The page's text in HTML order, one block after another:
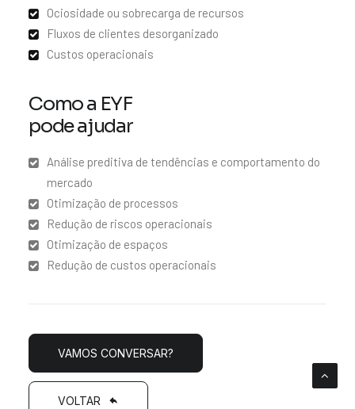
Ociosidade ou sobrecarga de recursos
Fluxos de clientes desorganizado
Custos operacionais
Como a EYF
pode ajudar
Análise preditiva de tendências e comportamento do
mercado
Otimização de processos
Redução de riscos operacionais
Otimização de espaços
Redução de custos operacionais
VAMOS CONVERSAR?
VOLTAR